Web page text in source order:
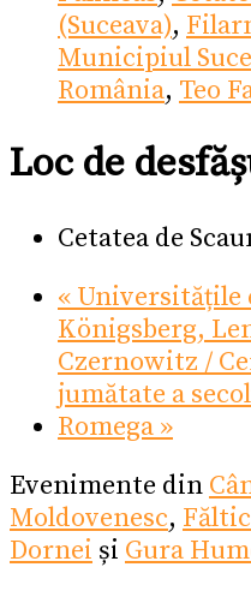
(Suceava),
Municipiul
România, Teo
Loc de
Cetatea de
« Universitățile
Königsberg,
Czernowitz /
jumătate a
Romega »
Evenimente din
Moldovenesc,
Dornei și Gura